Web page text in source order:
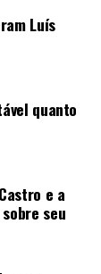
Luís
quanto
e a
seu